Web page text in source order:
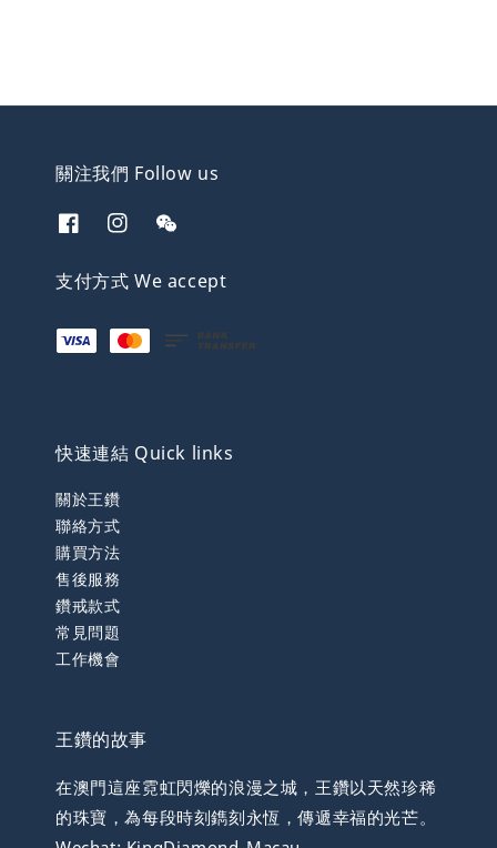
關注我們 Follow us
支付方式 We accept
快速連結 Quick links
關於王鑽
聯絡方式
購買方法
售後服務
鑽戒款式
常見問題
工作機會
王鑽的故事
在澳門這座霓虹閃爍的浪漫之城，王鑽以天然珍稀
的珠寶，為每段時刻鐫刻永恆，傳遞幸福的光芒。